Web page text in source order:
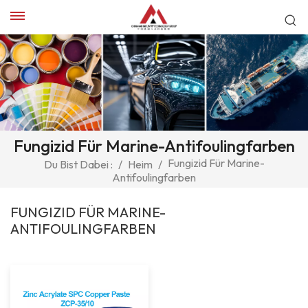
Fungizid Für Marine-Antifoulingfarben
Du Bist Dabei : / Heim / Fungizid Für Marine-
Antifoulingfarben
FUNGIZID FÜR MARINE-
ANTIFOULINGFARBEN